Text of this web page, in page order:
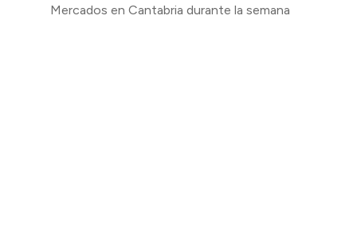
Mercados en Cantabria durante la semana